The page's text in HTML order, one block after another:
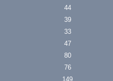
44
39
33
47
80
76
149